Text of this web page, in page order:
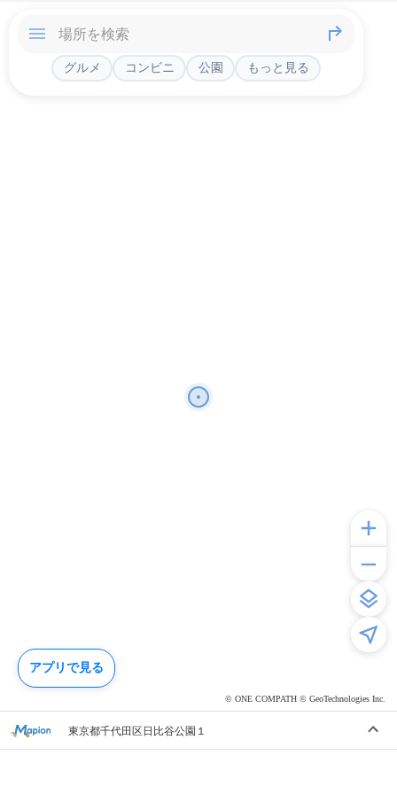
© ONE COMPATH © GeoTechnologies Inc.
グルメ コンビニ 公園 もっと見る
東京都千代田区日比谷公園１
アプリで見る